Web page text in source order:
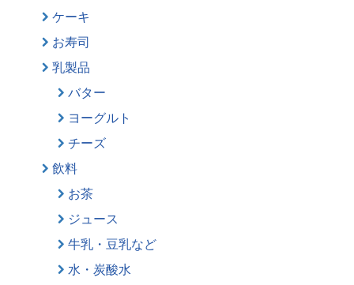
ケーキ
お寿司
乳製品
バター
ヨーグルト
チーズ
飲料
お茶
ジュース
牛乳・豆乳など
水・炭酸水